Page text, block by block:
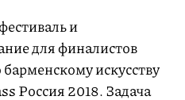
и
для финалистов
искусству
Россия 2018. Задача